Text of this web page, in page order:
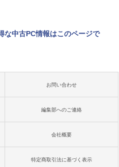
な中古PC情報はこのページで
お問い合わせ
編集部へのご連絡
会社概要
特定商取引法に基づく表示